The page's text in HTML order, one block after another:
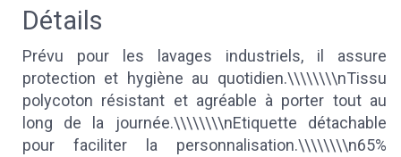
Détails
Prévu pour les lavages industriels, il assure
protection et hygiène au quotidien.\\\\\\\\nTissu
polycoton résistant et agréable à porter tout au
long de la journée.\\\\\\\\nEtiquette détachable
pour faciliter la personnalisation.\\\\\\\\n65%